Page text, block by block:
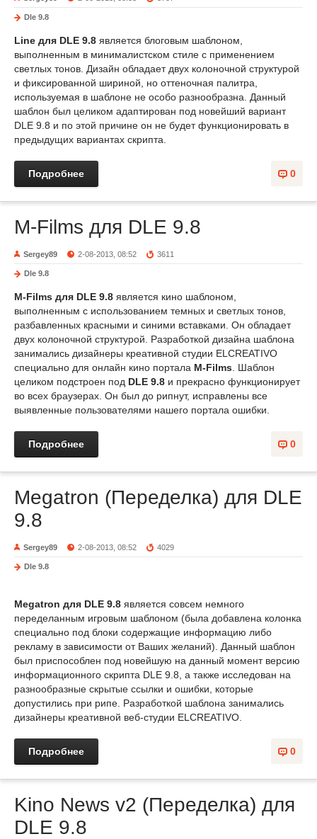
Dle 9.8
Line для DLE 9.8 является блоговым шаблоном,
выполненным в минималистском стиле с применением
светлых тонов. Дизайн обладает двух колоночной структурой
и фиксированной шириной, но оттеночная палитра,
используемая в шаблоне не особо разнообразна. Данный
шаблон был целиком адаптирован под новейший вариант
DLE 9.8 и по этой причине он не будет функционировать в
предыдущих вариантах скрипта.
0
Подробнее
M-Films для DLE 9.8
Sergey89 2-08-2013, 08:52 3611
Dle 9.8
M-Films для DLE 9.8 является кино шаблоном,
выполненным с использованием темных и светлых тонов,
разбавленных красными и синими вставками. Он обладает
двух колоночной структурой. Разработкой дизайна шаблона
занимались дизайнеры креативной студии ELCREATIVO
специально для онлайн кино портала M-Films . Шаблон
целиком подстроен под DLE 9.8 и прекрасно функционирует
во всех браузерах. Он был до рипнут, исправлены все
выявленные пользователями нашего портала ошибки.
0
Подробнее
Megatron (Переделка) для DLE
9.8
Sergey89 2-08-2013, 08:52 4029
Dle 9.8
Megatron для DLE 9.8 является совсем немного
переделанным игровым шаблоном (была добавлена колонка
специально под блоки содержащие информацию либо
рекламу в зависимости от Ваших желаний). Данный шаблон
был приспособлен под новейшую на данный момент версию
информационного скрипта DLE 9.8, а также исследован на
разнообразные скрытые ссылки и ошибки, которые
допустились при рипе. Разработкой шаблона занимались
дизайнеры креативной веб-студии ELCREATIVO.
0
Подробнее
Kino News v2 (Переделка) для
DLE 9.8